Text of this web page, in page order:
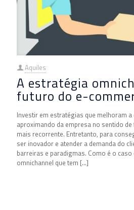
Aquiles
A estratégia
futuro do e-
Investir em estratégias que melhoram
aproximando da empresa no sentido
mais recorrente. Entretanto, para
ser inovador e atender a demanda do
barreiras e paradigmas. Como é o
omnichannel que tem […]